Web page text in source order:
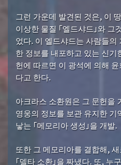
그런 가운데 발견된 것은, 이
이상한 물질 「엘드샤드」와
었다. 이 엘드샤드는 사람들
한 정보를 내포하고 있는 신
헌에 따르면 이 광석에 의해
다고 한다.
아크라스 소환원은 그 문헌을
영웅의 정보를 보관 유지한 기
낳는 「메모리아 생성」을 개발.
또한 그 메모리아를 결합해,
「델타 소환」을 짜냈다. 또,